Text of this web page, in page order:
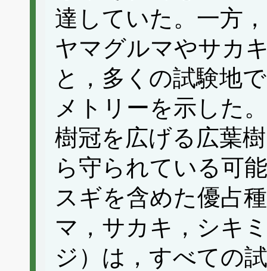
達していた。一方
ヤマグルマやサカ
と，多くの試験地
メトリーを示した
樹冠を広げる広葉
ら守られている可
スギを含めた優占
マ，サカキ，シキ
ジ）は，すべての